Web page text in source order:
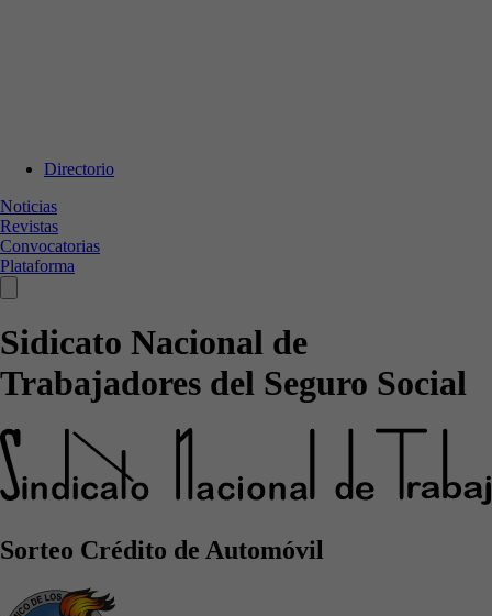
Directorio
Noticias
Revistas
Convocatorias
Plataforma
Sidicato Nacional de
Trabajadores del Seguro Social
Sorteo Crédito de Automóvil